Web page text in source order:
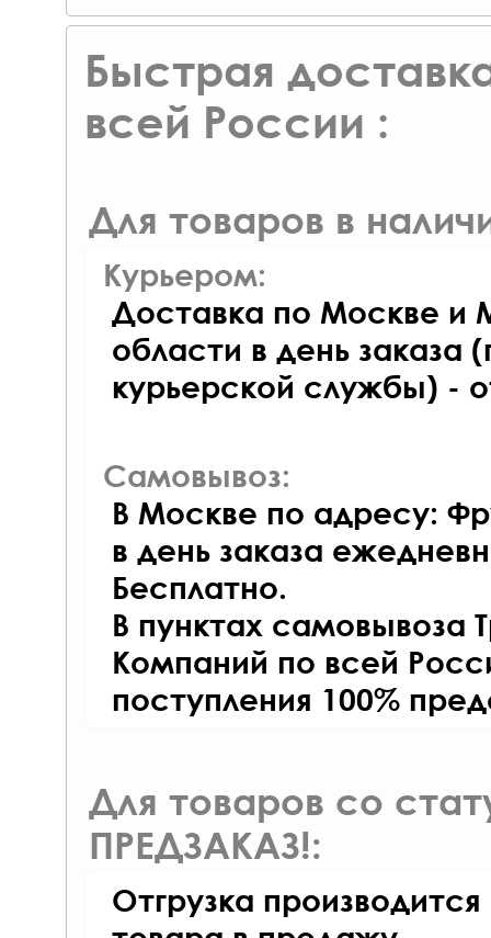
Быстрая
всей России :
Для товаров в
Курьером:
Доставка по Москве и
области в день заказа
курьерской службы) -
Самовывоз:
В Москве по адресу:
в день заказа
Бесплатно.
В пунктах самовывоза
Компаний по всей
поступления 100%
Для товаров со
ПРЕДЗАКАЗ!:
Отгрузка